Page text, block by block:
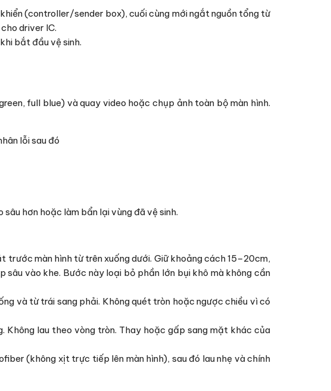
(controller/sender box), cuối cùng mới ngắt nguồn tổng từ
driver IC.
bắt đầu vệ sinh.
full blue) và quay video hoặc chụp ảnh toàn bộ màn hình.
lỗi sau đó
hơn hoặc làm bẩn lại vùng đã vệ sinh.
màn hình từ trên xuống dưới. Giữ khoảng cách 15–20cm,
vào khe. Bước này loại bỏ phần lớn bụi khô mà không cần
và từ trái sang phải. Không quét tròn hoặc ngược chiều vì có
Không lau theo vòng tròn. Thay hoặc gấp sang mặt khác của
(không xịt trực tiếp lên màn hình), sau đó lau nhẹ và chính